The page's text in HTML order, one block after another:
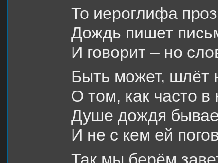
То иероглифа
Дождь пишет
И говорит – но
Быть может, шлёт
О том, как часто в
Душе дождя
И не с кем ей
Так мы берём